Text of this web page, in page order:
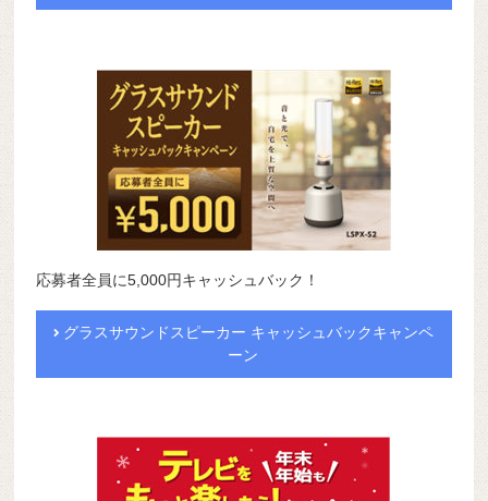
応募者全員に5,000円キャッシュバック！
グラスサウンドスピーカー キャッシュバックキャンペ
ーン